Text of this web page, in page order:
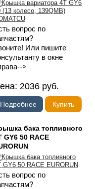
вопрос по
Или пишите
в окне
>
2036 руб.
Подробнее Купить
бака топливного
GY6 50 RACE
вопрос по